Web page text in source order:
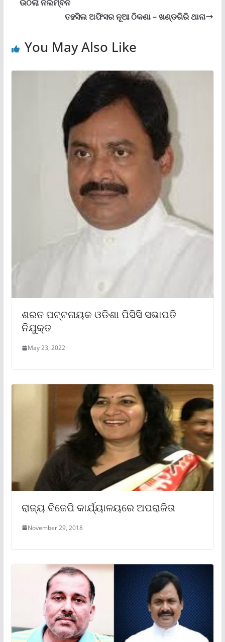
ଉଠିଲା ନିଲମ୍ବନ
ତହସିଲ ଅଫିସର ନୂଆ ଠିକଣା – ଖଣ୍ଡଗିରି ଥାନା
You May Also Like
ଶରତ ପଟ୍ଟନାୟକ ଓଡିଶା ପିସିସି ସଭାପତି
ନିଯୁକ୍ତ
May 23, 2022
ରାଜ୍ୟ ବିଜେପି କାର୍ଯ୍ୟାଳୟରେ ଅପରାଜିତା
November 29, 2018